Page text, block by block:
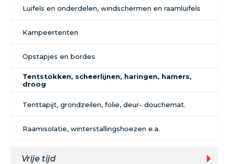
Luifels en onderdelen, windschermen en raamluifels
Kampeertenten
Opstapjes en bordes
Tentstokken, scheerlijnen, haringen, hamers,
droog
Tenttapijt, grondzeilen, folie, deur- douchemat.
Raamisolatie, winterstallingshoezen e.a.
Vrije tijd